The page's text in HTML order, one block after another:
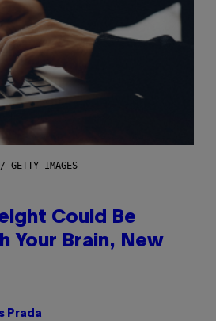
/ GETTY IMAGES
Could Be
Your Brain, New
Prada